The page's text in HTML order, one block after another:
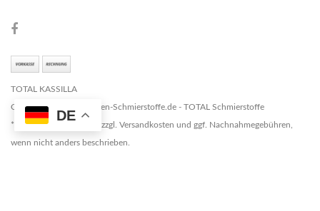
DE
TOTAL KASSILLA
Copyright © 2026 Marken-Schmierstoffe.de - TOTAL Schmierstoffe
* Alle Preise zzgl. MwSt. zzgl. Versandkosten und ggf. Nachnahmegebühren,
wenn nicht anders beschrieben.